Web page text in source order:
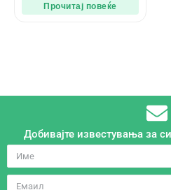
Прочитај повеќе
Добивајте известувања за